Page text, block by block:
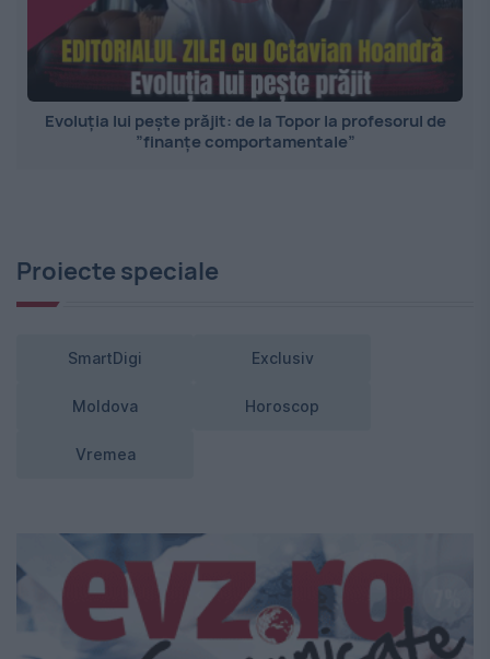
Evoluția lui pește prăjit: de la Topor la profesorul de
”finanțe comportamentale”
Proiecte speciale
SmartDigi Exclusiv
Moldova Horoscop
Vremea